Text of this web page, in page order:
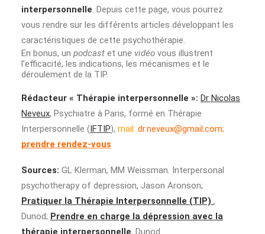
interpersonnelle. Depuis cette page, vous pourrez
vous rendre sur les différents articles développant les
caractéristiques de cette psychothérapie.
En bonus, un podcast et une vidéo vous illustrent
l’efficacité, les indications, les mécanismes et le
déroulement de la TIP.
Rédacteur « Thérapie interpersonnelle »: Dr Nicolas
Neveux, Psychiatre à Paris, formé en Thérapie
Interpersonnelle (IFTIP), mail: dr.neveux@gmail.com;
prendre rendez-vous
Sources: GL Klerman, MM Weissman. Interpersonal
psychotherapy of depression, Jason Aronson;
Pratiquer la Thérapie Interpersonnelle (TIP) ,
Dunod; Prendre en charge la dépression avec la
thérapie interpersonnelle, Dunod.